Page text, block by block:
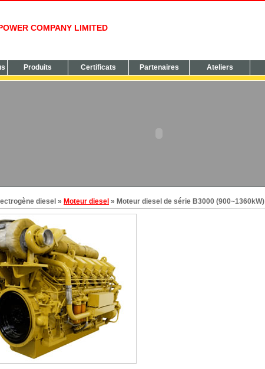
COMPANY LIMITED
Produits Certificats Partenaires Ateliers
diesel » Moteur diesel » Moteur diesel de série B3000 (900~1360kW)